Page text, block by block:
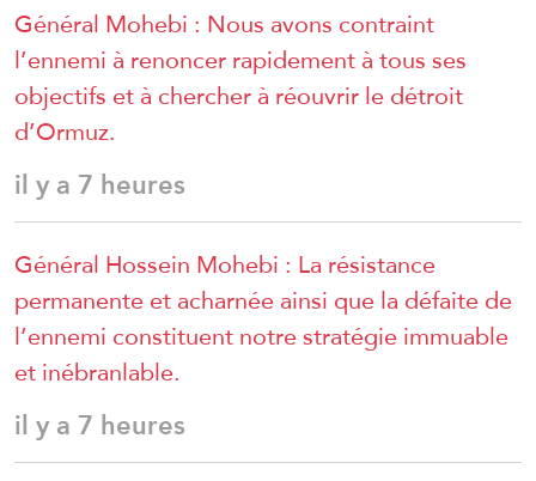
Général Mohebi : Nous avons contraint
l’ennemi à renoncer rapidement à tous ses
objectifs et à chercher à réouvrir le détroit
d’Ormuz.
il y a 7 heures
Général Hossein Mohebi : La résistance
permanente et acharnée ainsi que la défaite de
l’ennemi constituent notre stratégie immuable
et inébranlable.
il y a 7 heures